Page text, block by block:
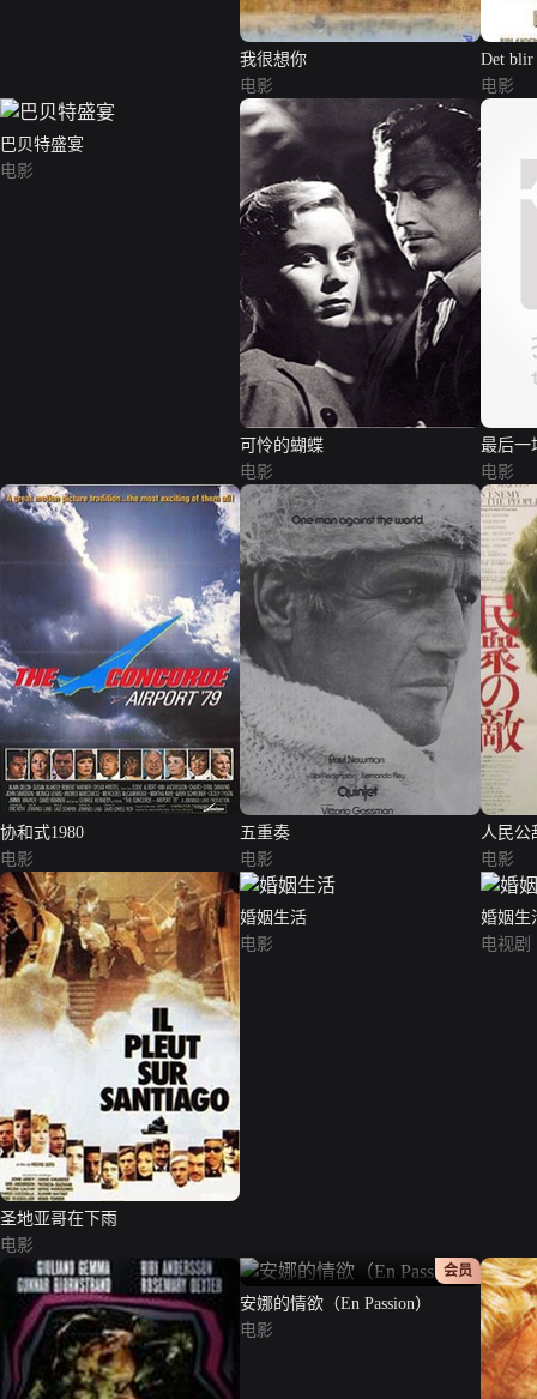
我很想你
电影
Det blir
电影
巴贝特盛宴
电影
可怜的蝴蝶
电影
最后一
电影
协和式1980
电影
五重奏
电影
人民公
电影
圣地亚哥在下雨
电影
婚姻生活
电影
婚姻生
电视剧
正片
会员
安娜的情欲（En Passion）
电影